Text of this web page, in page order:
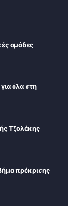
ομάδες
όλα στη
Τζολάκης
πρόκρισης